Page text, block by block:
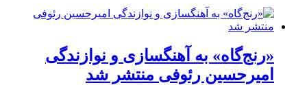
«رنج‌گاه» به آهنگسازی و نوازندگی
امیرحسین رئوفی منتشر شد